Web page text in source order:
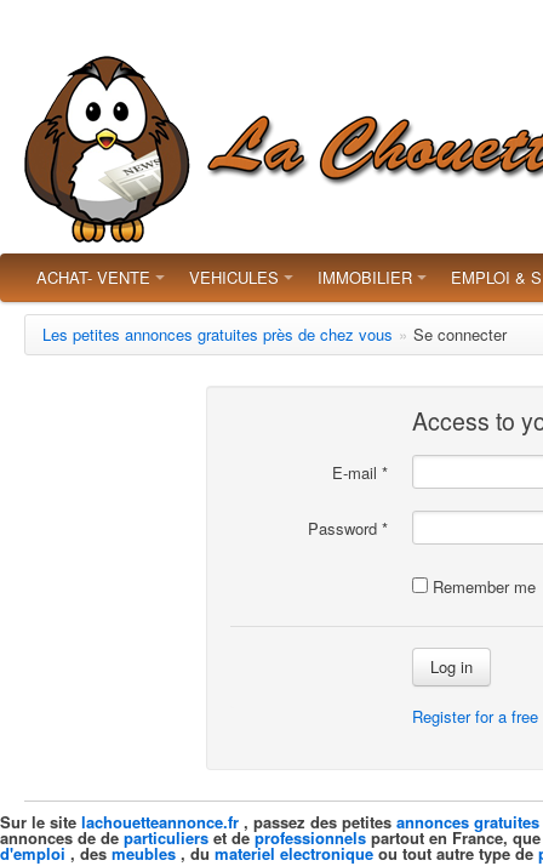
ACHAT- VENTE VEHICULES IMMOBILIER EMPLOI &
Les petites annonces gratuites près de chez vous » Se connecter
Access to
E-mail *
Password *
Remember me
Log in
Register for a
Sur le site lachouetteannonce.fr , passez des petites annonces gratuites
annonces de de particuliers et deprofessionnels partout en France,
d'emploi , des meubles , du materiel electroniqueou tout autre type de